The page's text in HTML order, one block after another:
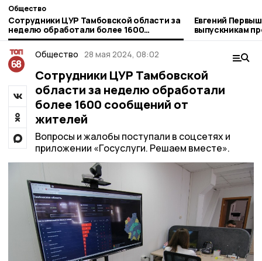
Общество
Сотрудники ЦУР Тамбовской области за
неделю обработали более 1600
сообщений от жителей
Евгений
выпускникам
Тамбовщины»
Общество 28 мая 2024, 08:02
Сотрудники ЦУР Тамбовской
области за неделю обработали
более 1600 сообщений от
жителей
Вопросы и жалобы поступали в соцсетях и
приложении «Госуслуги. Решаем вместе».